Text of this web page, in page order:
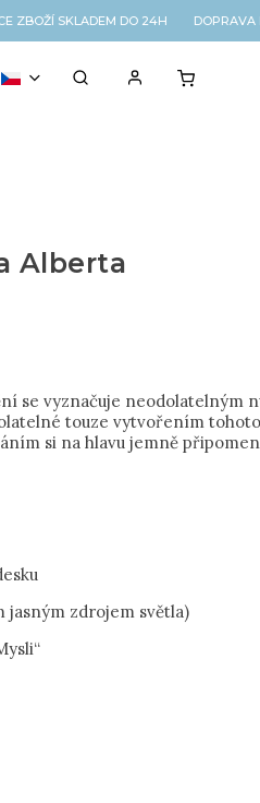
ZBOŽÍ SKLADEM DO 24H DOPRAVA
Alberta
se vyznačuje neodolatelným
touze vytvořením
si na hlavu jemně
jasným zdrojem světla)